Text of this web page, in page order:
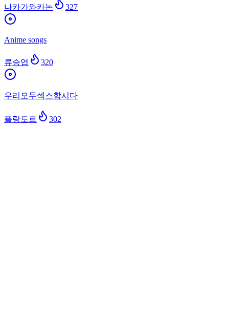
나카가와카논 327
Anime songs
류승엽 320
우리모두섹스합시다
플랑도르 302